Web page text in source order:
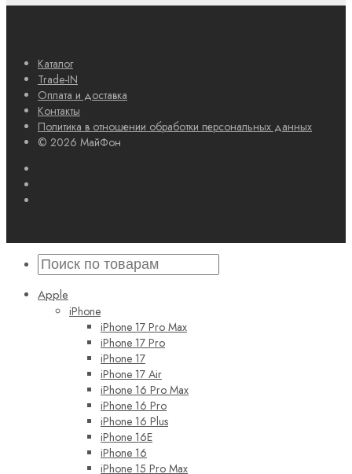
Каталог
Trade-IN
Оплата и доставка
Контакты
Политика в отношении обработки персональных данных
© 2026 МайФон
Apple
iPhone
iPhone 17 Pro Max
iPhone 17 Pro
iPhone 17
iPhone 17 Air
iPhone 16 Pro Max
iPhone 16 Pro
iPhone 16 Plus
iPhone 16E
iPhone 16
iPhone 15 Pro Max